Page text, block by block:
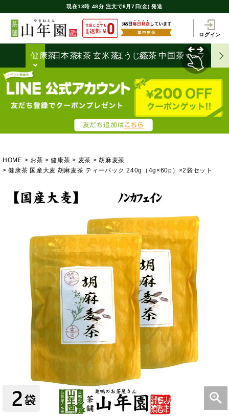
現在13時 48分 注文で8月7日(金) 発送
ログイン
健康茶日本茶抹茶 玄米茶ほうじ茶
紅茶 中国茶ハーブティ
HOME お茶 健康茶 麦茶
胡麻麦茶
健康茶 国産大麦 胡麻麦茶 ティーパック 240g（4g×60p）×2袋セット